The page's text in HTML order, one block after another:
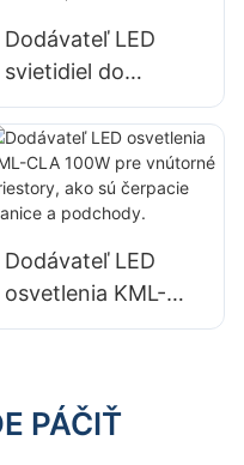
Dodávateľ LED
svietidiel do
vysokých
priestorov KML-
HB30 s výkonom
100 W pre vnútorné
továrňach,
skladoch atď.
Dodávateľ LED
osvetlenia KML-
CLA 100W pre
stanice a
PÁČIŤ